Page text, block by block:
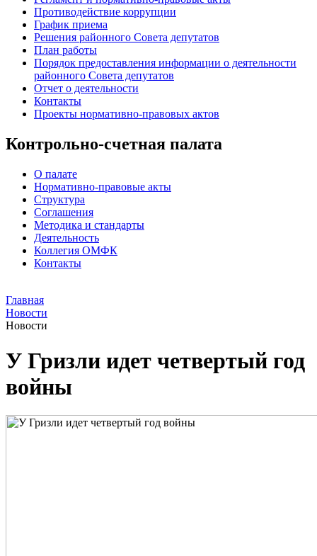
Противодействие коррупции
График приема
Решения районного Совета депутатов
План работы
Порядок предоставления информации о деятельности
районного Совета депутатов
Отчет о деятельности
Контакты
Проекты нормативно-правовых актов
Контрольно-счетная палата
О палате
Нормативно-правовые акты
Структура
Соглашения
Методика и стандарты
Деятельность
Коллегия ОМФК
Контакты
Главная
Новости
Новости
У Гризли идет четвертый год
войны